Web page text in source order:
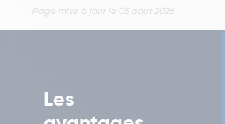
Page mise à jour le 05 aout 2026
Les